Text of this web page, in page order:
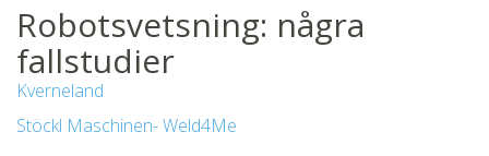
Robotsvetsning: några
fallstudier
Kverneland
Stöckl Maschinen- Weld4Me